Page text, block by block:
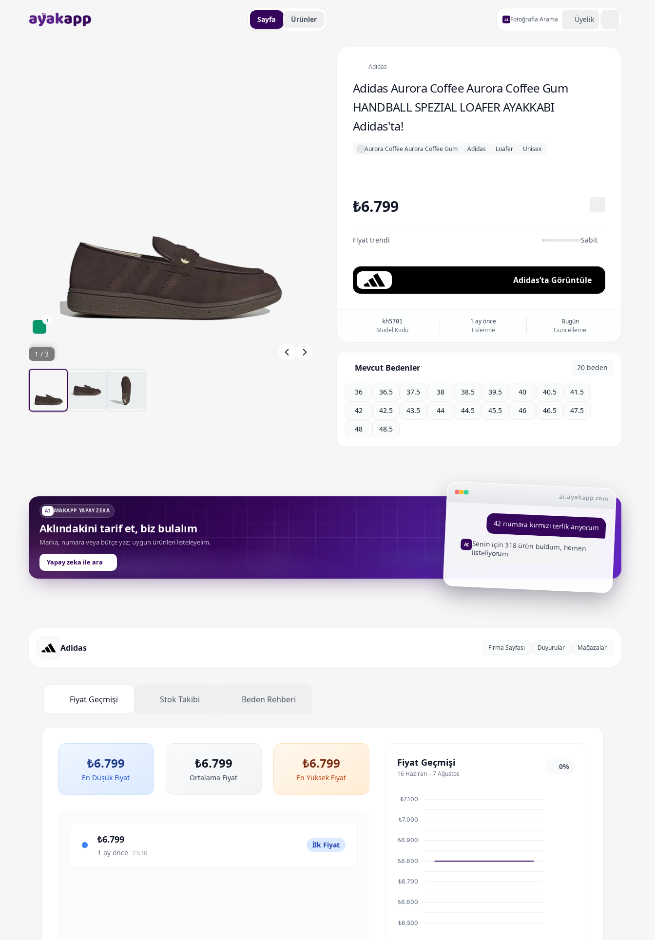
Anasayfa Sayfa Ürünler AI Fotoğrafla Arama Üyelik
1
1 / 3
Adidas
Adidas Aurora Coffee Aurora Coffee Gum
HANDBALL SPEZIAL LOAFER AYAKKABI
Adidas'ta!
Aurora Coffee Aurora Coffee Gum Adidas Loafer Unisex
₺6.799
Fiyat trendi Sabit
Adidas’ta Görüntüle
kh5701
Model Kodu
1 ay önce
Eklenme
Bugün
Güncelleme
Mevcut Bedenler 20 beden
36 36.5 37.5 38 38.5 39.5 40 40.5
41.5
42
42.5 43.5 44 44.5 45.5 46 46.5
47.5
48
48.5
AI AYAKAPP YAPAY ZEKA
Aklındakini tarif et, biz bulalım
Marka, numara veya bütçe yaz; uygun ürünleri listeleyelim.
Yapay zeka ile ara
ai.ayakapp.com
42 numara kırmızı terlik arıyorum
AI Senin için 318 ürün buldum, hemen
listeliyorum
Adidas Firma Sayfası Duyurular Mağazalar
Fiyat Geçmişi
Stok Takibi Beden Rehberi
₺6.799
En Düşük Fiyat
₺6.799
Ortalama Fiyat
₺6.799
En Yüksek Fiyat
₺6.799
1 ay önce 23:38
İlk Fiyat
Fiyat Geçmişi
16 Haziran – 7 Ağustos
0%
₺6.500
₺6.600
₺6.700
₺6.800
₺6.900
₺7.000
₺7.100